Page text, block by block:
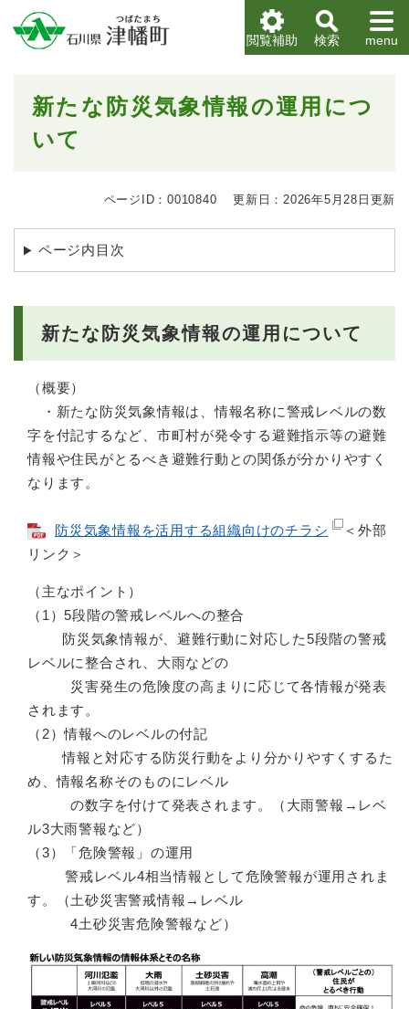
メニューを飛ばして本文へ
閲覧補助
検索 menu
新たな防災気象情報の運用につ
いて
ページID：0010840 更新日：2026年5月28日更新
ページ内目次
新たな防災気象情報の運用について
（概要）
・新たな防災気象情報は、情報名称に警戒レベルの数
字を付記するなど、市町村が発令する避難指示等の避難
情報や住民がとるべき避難行動との関係が分かりやすく
なります。
防災気象情報を活用する組織向けのチラシ
＜外部
リンク＞
（主なポイント）
（1）5段階の警戒レベルへの整合
防災気象情報が、避難行動に対応した5段階の警戒
レベルに整合され、大雨などの
災害発生の危険度の高まりに応じて各情報が発表
されます。
（2）情報へのレベルの付記
情報と対応する防災行動をより分かりやすくするた
め、情報名称そのものにレベル
の数字を付けて発表されます。（大雨警報→レベ
ル3大雨警報など）
（3）「危険警報」の運用
警戒レベル4相当情報として危険警報が運用されま
す。（土砂災害警戒情報→レベル
4土砂災害危険警報など）